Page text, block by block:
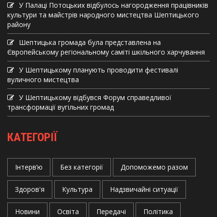
У Палаці Потоцьких відбулось нагородження працівників
культури та майстрів народного мистецтва Шептицького
району
Шептицька громада була представлена на
Європейському регіональному саміті шкільного харчування
У Шептицькому планують проводити фестивалі
вуличного мистецтва
У Шептицькому відбувся Форум справедливої
трансформації вугільних громад
КАТЕГОРІЇ
Інтерв’ю Без категорії Допоможемо разом
Здоров'я Культура Надзвичайні ситуації
Новини Освіта Передачі Політика